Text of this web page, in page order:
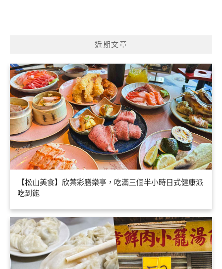
近期文章
【松山美食】欣葉彩膳樂亭，吃滿三個半小時日式健康派
吃到飽